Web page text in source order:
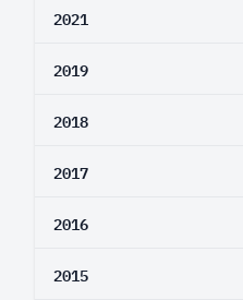
2021
2019
2018
2017
2016
2015